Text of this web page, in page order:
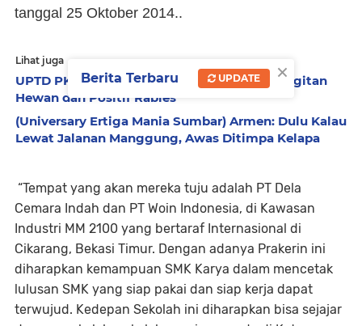
tanggal 25 Oktober 2014..
Lihat juga
UPTD PKHP-IB Kota Pariaman Rilis Kasus Gigitan
Hewan dan Positif Rabies
(Universary Ertiga Mania Sumbar) Armen: Dulu Kalau
Lewat Jalanan Manggung, Awas Ditimpa Kelapa
“Tempat yang akan mereka tuju adalah PT Dela
Cemara Indah dan PT Woin Indonesia, di Kawasan
Industri MM 2100 yang bertaraf Internasional di
Cikarang, Bekasi Timur. Dengan adanya Prakerin ini
diharapkan kemampuan SMK Karya dalam mencetak
lulusan SMK yang siap pakai dan siap kerja dapat
terwujud. Kedepan Sekolah ini diharapkan bisa sejajar
×
Berita Terbaru UPDATE